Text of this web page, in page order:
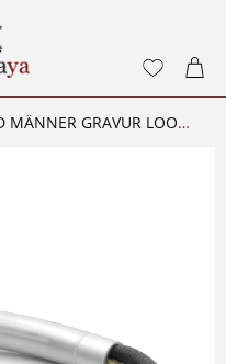
LEDERARMBAND MÄNNER GRAVUR LOOP MEN NAPPA DOUBLE LEDERSCHMUCK HERREN